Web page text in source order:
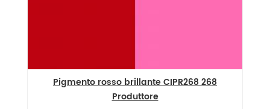
Pigmento rosso brillante CIPR268 268
Produttore